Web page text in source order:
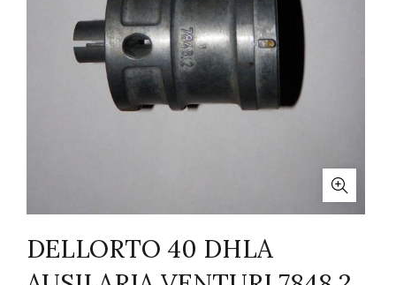
DELLORTO 40 DHLA